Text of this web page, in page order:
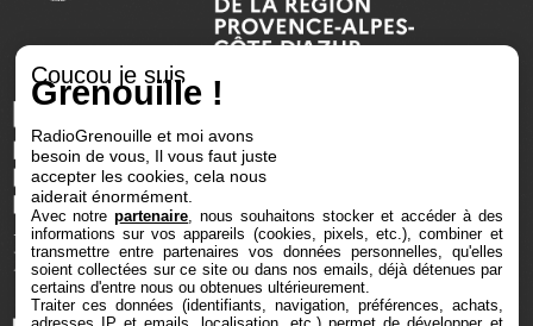
Coucou je suis
Grenouille !
RadioGrenouille et moi avons
besoin de vous, Il vous faut juste
accepter les cookies, cela nous
aiderait énormément.
Avec notrepartenaire , nous souhaitons stocker et accéder à des
informations sur vos appareils (cookies, pixels, etc.), combiner et
transmettre entre partenaires vos données personnelles, qu'elles
soient collectées sur ce site ou dans nos emails, déjà détenues par
certains d'entre nous ou obtenues ultérieurement.
Traiter ces données (identifiants, navigation, préférences, achats,
adresses IP et emails, localisation, etc.) permet de développer et